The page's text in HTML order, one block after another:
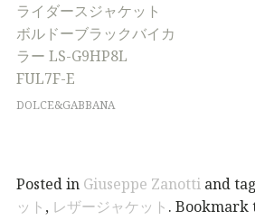
ライダースジャケット
ボルドーブラックバイカ
ラー LS-G9HP8L
FUL7F-E
DOLCE&GABBANA
Posted in Giuseppe Zanotti and
ット , レザージャケット . Bookmark